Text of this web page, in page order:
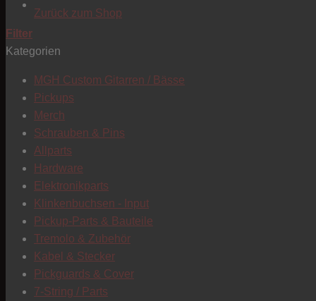
Zurück zum Shop
Filter
Kategorien
MGH Custom Gitarren / Bässe
Pickups
Merch
Schrauben & Pins
Allparts
Hardware
Elektronikparts
Klinkenbuchsen - Input
Pickup-Parts & Bauteile
Tremolo & Zubehör
Kabel & Stecker
Pickguards & Cover
7-String / Parts